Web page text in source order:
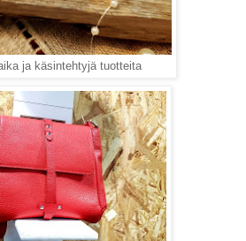
ja käsintehtyjä tuotteita